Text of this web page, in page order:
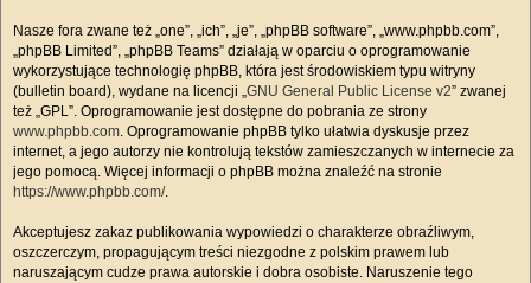
Nasze fora zwane też „one”, „ich”, „je”, „phpBB software”, „www.phpbb.com”,
„phpBB Limited”, „phpBB Teams” działają w oparciu o oprogramowanie
wykorzystujące technologię phpBB, która jest środowiskiem typu witryny
(bulletin board), wydane na licencji „GNU General Public License v2” zwanej
też „GPL”. Oprogramowanie jest dostępne do pobrania ze strony
www.phpbb.com. Oprogramowanie phpBB tylko ułatwia dyskusje przez
internet, a jego autorzy nie kontrolują tekstów zamieszczanych w internecie za
jego pomocą. Więcej informacji o phpBB można znaleźć na stronie
https://www.phpbb.com/.
Akceptujesz zakaz publikowania wypowiedzi o charakterze obraźliwym,
oszczerczym, propagującym treści niezgodne z polskim prawem lub
naruszającym cudze prawa autorskie i dobra osobiste. Naruszenie tego